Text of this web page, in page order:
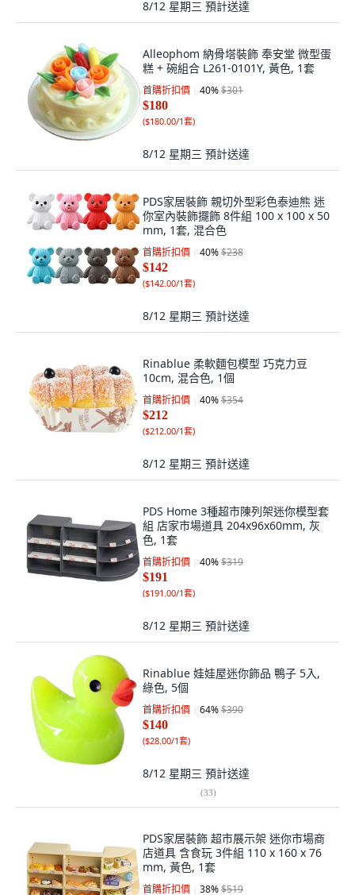
8/12 星期三 預計送達
Alleophom 納骨塔裝飾 奉安堂 微型蛋
糕 + 碗組合 L261-0101Y, 黃色, 1套
首購折扣價 40%$301
$180
($180.00/1套)
8/12 星期三 預計送達
PDS家居裝飾 親切外型彩色泰迪熊 迷
你室內裝飾擺飾 8件組 100 x 100 x 50
mm, 1套, 混合色
首購折扣價 40%$238
$142
($142.00/1套)
8/12 星期三 預計送達
Rinablue 柔軟麵包模型 巧克力豆
10cm, 混合色, 1個
首購折扣價 40%$354
$212
($212.00/1套)
8/12 星期三 預計送達
PDS Home 3種超市陳列架迷你模型套
組 店家市場道具 204x96x60mm, 灰
色, 1套
首購折扣價 40%$319
$191
($191.00/1套)
8/12 星期三 預計送達
Rinablue 娃娃屋迷你飾品 鴨子 5入,
綠色, 5個
首購折扣價 64%$390
$140
($28.00/1套)
8/12 星期三 預計送達
(33)
PDS家居裝飾 超市展示架 迷你市場商
店道具 含食玩 3件組 110 x 160 x 76
mm, 黃色, 1套
首購折扣價 38%$519